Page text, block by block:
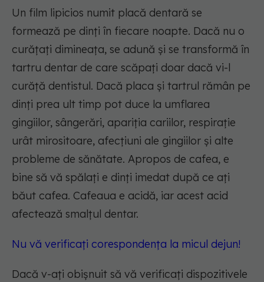
Un film lipicios numit placă dentară se
formează pe dinți în fiecare noapte. Dacă nu o
curățați dimineața, se adună și se transformă în
tartru dentar de care scăpați doar dacă vi-l
curăță dentistul. Dacă placa și tartrul rămân pe
dinți prea ult timp pot duce la umflarea
gingiilor, sângerări, apariția cariilor, respirație
urât mirositoare, afecțiuni ale gingiilor și alte
probleme de sănătate. Apropos de cafea, e
bine să vă spălați e dinți imedat după ce ați
băut cafea. Cafeaua e acidă, iar acest acid
afectează smalțul dentar.
Nu vă verificați corespondența la micul dejun!
Dacă v-ați obișnuit să vă verificați dispozitivele